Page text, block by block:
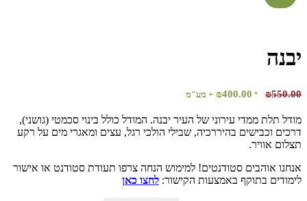
₪המחיר
היה:
₪550.00.
₪400.00 המחיר
הוא:
+ מע"מ
תלת ממדי עירוני של העיר יבנה. המודל כולל בינוי סכמטי (גושני),
וכבישים בהיררכיה, שבילי הולכי רגל, עצים ומאגרי מים על רקע
אוויר.
אוהבים סטודנטים! למימוש הנחה צרפו תעודת סטודנט או אישור
בתוקף באמצעות הקישור:לחצו כאן